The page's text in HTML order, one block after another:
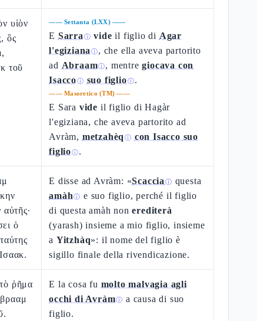
υἱὸν
ὃς
τοῦ
——Settanta (LXX)——
E Sarra ⓘ vide il figlio di Agar
l'egiziana ⓘ, che ella aveva partorito
ad Abraamⓘ, mentregiocava con
Isaccoⓘ suo figlioⓘ.
——Masoretico (TM) ——
E Sara vide il figlio di Hagàr
l'egiziana, che aveva partorito ad
Avràm, metzahèq ⓘ con Isacco suo
figlioⓘ.
ὁ
E disse ad Avràm: «Scaccia ⓘ questa
amàh ⓘ e suo figlio, perché il figlio
di questa amàh nonerediterà
(yarash) insieme a mio figlio, insieme
a Yitzhàq»: il nome del figlio è
sigillo finale della rivendicazione.
ῥῆμα
E la cosa fu molto malvagia agli
occhi di Avràmⓘ a causa di suo
figlio.